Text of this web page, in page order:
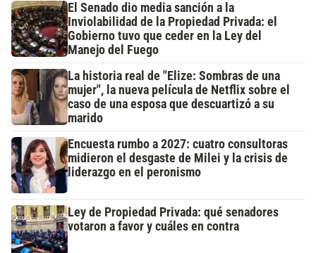
El Senado dio media sanción a la
Inviolabilidad de la Propiedad Privada: el
Gobierno tuvo que ceder en la Ley del
Manejo del Fuego
La historia real de "Elize: Sombras de una
mujer", la nueva película de Netflix sobre el
caso de una esposa que descuartizó a su
marido
Encuesta rumbo a 2027: cuatro consultoras
midieron el desgaste de Milei y la crisis de
liderazgo en el peronismo
Ley de Propiedad Privada: qué senadores
votaron a favor y cuáles en contra